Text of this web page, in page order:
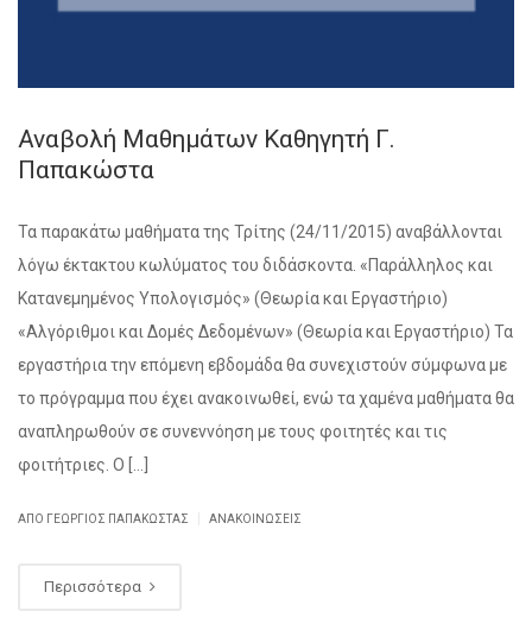
Αναβολή Μαθημάτων Καθηγητή Γ.
Παπακώστα
Τα παρακάτω μαθήματα της Τρίτης (24/11/2015) αναβάλλονται
λόγω έκτακτου κωλύματος του διδάσκοντα. «Παράλληλος και
Κατανεμημένος Υπολογισμός» (Θεωρία και Εργαστήριο)
«Αλγόριθμοι και Δομές Δεδομένων» (Θεωρία και Εργαστήριο) Τα
εργαστήρια την επόμενη εβδομάδα θα συνεχιστούν σύμφωνα με
το πρόγραμμα που έχει ανακοινωθεί, ενώ τα χαμένα μαθήματα θα
αναπληρωθούν σε συνεννόηση με τους φοιτητές και τις
φοιτήτριες. Ο […]
ΑΠΌ ΓΕΏΡΓΙΟΣ ΠΑΠΑΚΏΣΤΑΣ ΑΝΑΚΟΙΝΏΣΕΙΣ
Περισσότερα